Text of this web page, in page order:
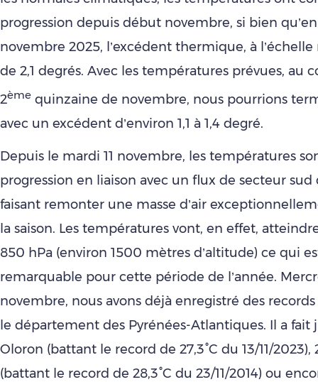
progression depuis début novembre, si bien
novembre 2025, l’excédent thermique, à
de 2,1 degrés. Avec les températures prévues, au
2ème quinzaine de novembre, nous pourrions
avec un excédent d’environ 1,1 à 1,4 degré.
Depuis le mardi 11 novembre, les températures
progression en liaison avec un flux de secteur
faisant remonter une masse d’air
la saison. Les températures vont, en effet, atteindre
850 hPa (environ 1500 mètres d’altitude) ce qui
remarquable pour cette période de l’année.
novembre, nous avons déjà enregistré des
le département des Pyrénées-Atlantiques. Il a fait
Oloron (battant le record de 27,3°C du 13/11/2023),
(battant le record de 28,3°C du 23/11/2014) ou